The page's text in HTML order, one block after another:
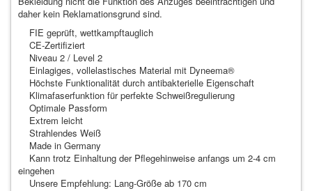
daher kein Reklamationsgrund sind.
FIE geprüft, wettkampftauglich
CE-Zertifiziert
Niveau 2 / Level 2
Einlagiges, vollelastisches Material mit Dyneema®
Höchste Funktionalität durch antibakterielle Eigenschaft
Klimafaserfunktion für perfekte Schweißregulierung
Optimale Passform
Extrem leicht
Strahlendes Weiß
Made in Germany
Kann trotz Einhaltung der Pflegehinweise anfangs um 2-4 cm
eingehen
Unsere Empfehlung: Lang-Größe ab 170 cm